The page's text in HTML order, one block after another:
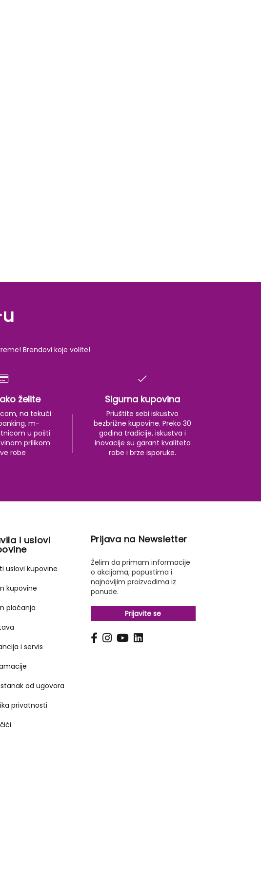
Brendovi koje volite!
želite
na tekući
m-
u pošti
prilikom
robe
Sigurna kupovina
Priuštite sebi iskustvo
bezbrižne kupovine. Preko 30
godina tradicije, iskustva i
inovacije su garant kvaliteta
robe i brze isporuke.
i uslovi
uslovi kupovine
kupovine
plaćanja
i servis
od ugovora
privatnosti
Prijava na Newsletter
Želim da primam informacije
o akcijama, popustima i
najnovijim proizvodima iz
ponude.
Prijavite se